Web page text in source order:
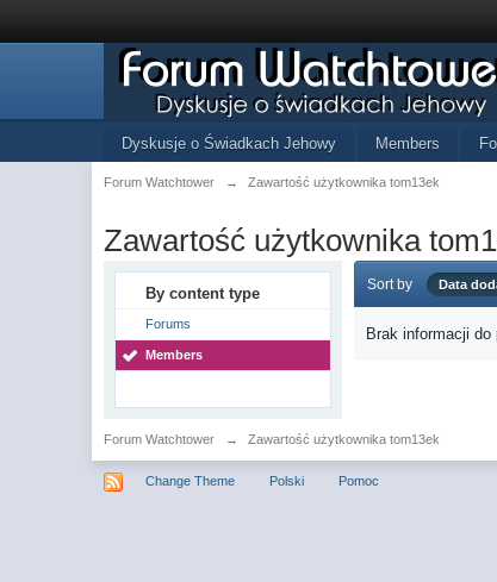
Dyskusje o Świadkach Jehowy Members
Forum Watchtower → Zawartość użytkownika tom13ek
Zawartość użytkownika
By content type
Forums
Members
Sort by Data
Brak informacji do
Forum Watchtower → Zawartość użytkownika tom13ek
Change Theme Polski Pomoc